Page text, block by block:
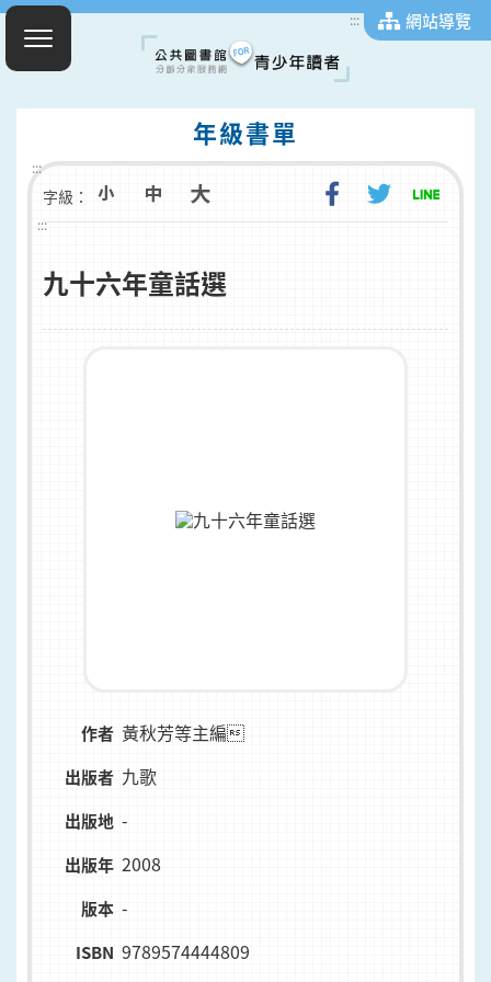
::: 網站導覽
年級書單
:::
字級：
:::
九十六年童話選
作者 黃秋芳等主編
出版者 九歌
出版地 -
出版年 2008
版本 -
ISBN 9789574444809